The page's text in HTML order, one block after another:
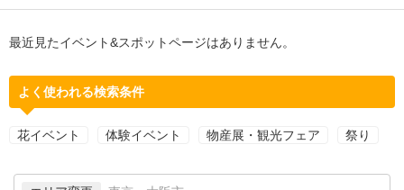
最近見たイベント&スポットページはありません。
よく使われる検索条件
花イベント 体験イベント 物産展・観光フェア 祭り